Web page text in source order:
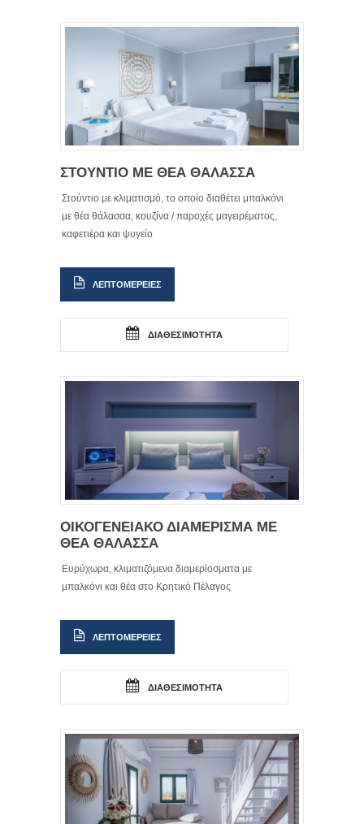
ΣΤΟΥΝΤΙΟ ΜΕ ΘΕΑ ΘΑΛΑΣΣΑ
Στούντιο με κλιματισμό, το οποίο διαθέτει μπαλκόνι
με θέα θάλασσα, κουζίνα / παροχές μαγειρέματος,
καφετιέρα και ψυγείο
ΛΕΠΤΟΜΕΡΕΙΕΣ
ΔΙΑΘΕΣΙΜΟΤΗΤΑ
ΟΙΚΟΓΕΝΕΙΑΚΟ ΔΙΑΜΕΡΙΣΜΑ ΜΕ
ΘΕΑ ΘΑΛΑΣΣΑ
Ευρύχωρα, κλιματιζόμενα διαμερίοσματα με
μπαλκόνι και θέα στο Κρητικό Πέλαγος
ΛΕΠΤΟΜΕΡΕΙΕΣ
ΔΙΑΘΕΣΙΜΟΤΗΤΑ